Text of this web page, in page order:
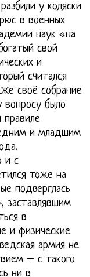
у коляски
в военных
наук «на
свой
и
считался
своё собрание
было
и младшим
и с
тоже на
подверглась
заставлявшим
в
и физические
армия не
– с такого
ни в